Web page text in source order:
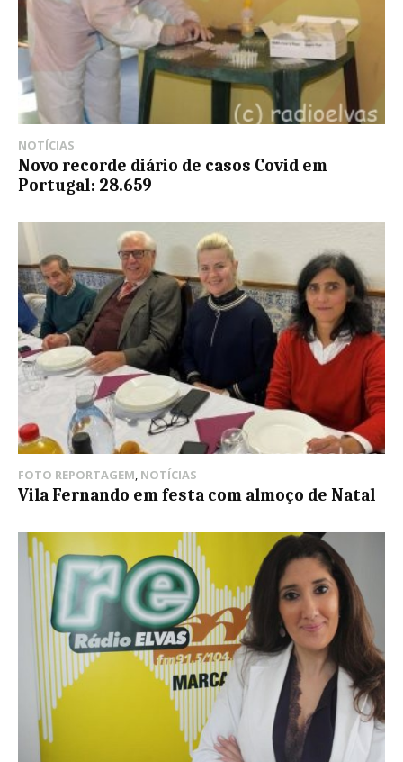
NOTÍCIAS
Novo recorde diário de casos Covid em
Portugal: 28.659
FOTO REPORTAGEM, NOTÍCIAS
Vila Fernando em festa com almoço de Natal